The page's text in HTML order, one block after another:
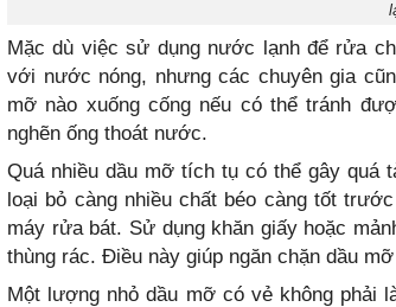
Mặc dù việc sử dụng nước lạnh để rửa
với nước nóng, nhưng các chuyên gia
mỡ nào xuống cống nếu có thể tránh
nghẽn ống thoát nước.
Quá nhiều dầu mỡ tích tụ có thể gây quá
loại bỏ càng nhiều chất béo càng tốt
máy rửa bát. Sử dụng khăn giấy hoặc
thùng rác. Điều này giúp ngăn chặn dầu
Một lượng nhỏ dầu mỡ có vẻ không phải